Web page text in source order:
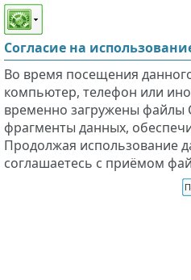
Этот сайт поддерживает
слабовидящих
Согласие на
Во время посещения
компьютер, телефон или
временно загружены
фрагменты данных,
Продолжая использование
соглашаетесь с приёмом